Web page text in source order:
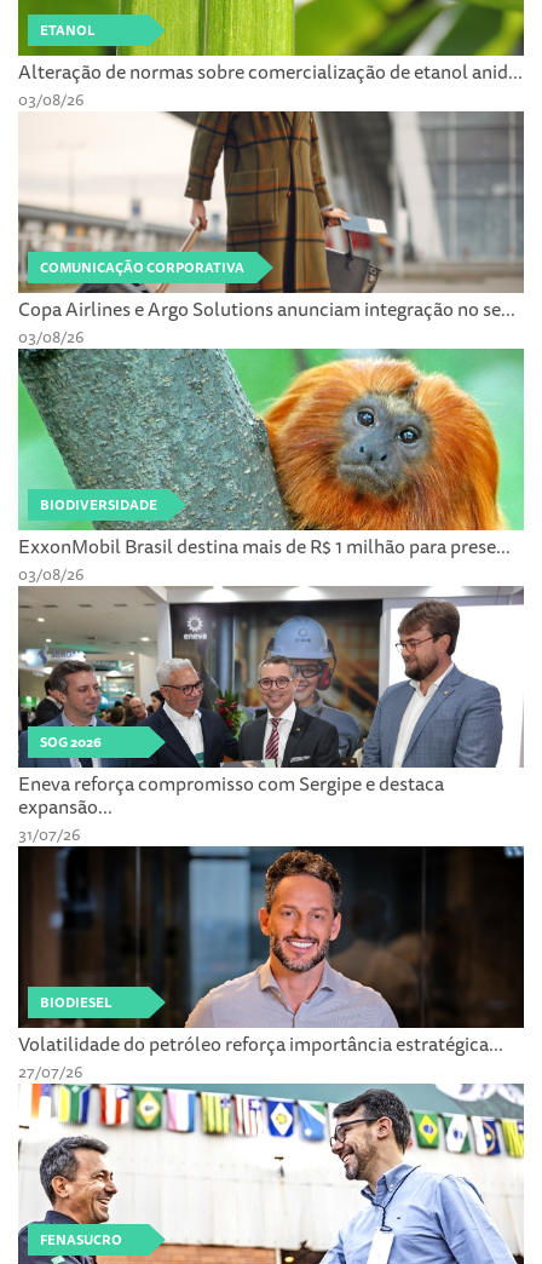
ETANOL
Alteração de normas sobre comercialização de etanol anid...
03/08/26
COMUNICAÇÃO CORPORATIVA
Copa Airlines e Argo Solutions anunciam integração no se...
03/08/26
BIODIVERSIDADE
ExxonMobil Brasil destina mais de R$ 1 milhão para prese...
03/08/26
SOG 2026
Eneva reforça compromisso com Sergipe e destaca
expansão...
31/07/26
BIODIESEL
Volatilidade do petróleo reforça importância estratégica...
27/07/26
FENASUCRO